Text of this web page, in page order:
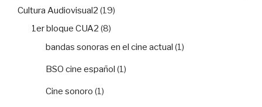
Cultura Audiovisual2 (19)
1er bloque CUA2 (8)
bandas sonoras en el cine actual (1)
BSO cine español (1)
Cine sonoro (1)